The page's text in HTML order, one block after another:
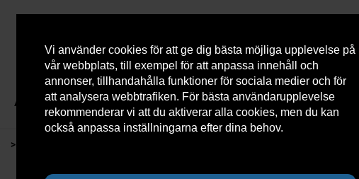
Vi använder cookies för att ge dig bästa möjliga upplevelse på
vår webbplats, till exempel för att anpassa innehåll och
annonser, tillhandahålla funktioner för sociala medier och för
att analysera webbtrafiken. För bästa användarupplevelse
rekommenderar vi att du aktiverar alla cookies, men du kan
också anpassa inställningarna efter dina behov.
Aktuellt Om Armatec Hållbarhet Kontakta oss
Hitta det du letar
>